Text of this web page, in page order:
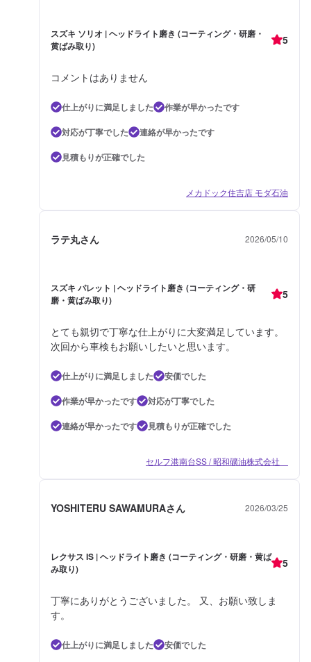
スズキ ソリオ | ヘッドライト磨き (コーティング・研磨・
黄ばみ取り)
5
コメントはありません
仕上がりに満足しました
作業が早かったです
対応が丁寧でした
連絡が早かったです
見積もりが正確でした
メカドック住吉店 モダ石油
ラテ丸さん 2026/05/10
スズキ パレット | ヘッドライト磨き (コーティング・研
磨・黄ばみ取り)
5
とても親切で丁寧な仕上がりに大変満足しています。
次回から車検もお願いしたいと思います。
仕上がりに満足しました
安価でした
作業が早かったです
対応が丁寧でした
連絡が早かったです
見積もりが正確でした
セルフ港南台SS / 昭和礦油株式会社
YOSHITERU SAWAMURAさん 2026/03/25
レクサス IS | ヘッドライト磨き (コーティング・研磨・黄ば
み取り)
5
丁寧にありがとうございました。 又、お願い致しま
す。
仕上がりに満足しました
安価でした